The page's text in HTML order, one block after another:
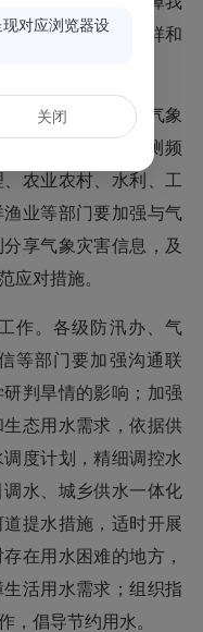
人民群众过一个祥和
：
针对当前我省的气象
测预报，加密观测频
、农业农村、水利、工
业等部门要加强与气
享气象灾害信息，及
应对措施。
作。各级防汛办、气
等部门要加强沟通联
判旱情的影响； 加强
态用水需求，依据供
度计划， 精细调控水
水、城乡供水一体化
提水措施，适时开展
存在用水困难的地方，
活用水需求；组织指
，倡导节约用水。
对应浏览器设
关闭